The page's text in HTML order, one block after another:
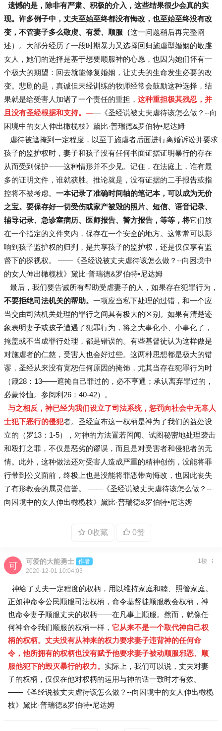
遗憾的是，除非有严肃、积极的介入，这些结果很少会真的实
现。 许多例子中，丈夫至始至终都没有悔改，也至始至终没有改
变，不管妻子多么敬虔、有爱、顺服（这一问题稍后再完整阐
述）。大部分经历了一段时期暴力又选择回归施虐型婚姻的敬虔
女人，她们的选择是基于想要顺服神的心愿，也因为她们怀有一
个极大的期望：回去就能修复婚姻，让丈夫的生命发生必要的改
变。悲剧的是，真诚但未经训练的牧师经常会鼓励这种选择，结
果就是给受害人加诸了一个责任的重担， 这种重担极其残忍，并
且没有圣经根据和支持。——《圣经说被丈夫虐待该怎么做？--向
困境中的女人伸出橄榄枝》黛比·普瑞德&罗伯特•尼达姆
虐待被遮掩到一定程度，以至于施虐者后面进行离婚诉讼并要求
孩子的监护权时，妻子和孩子没有任何书面证据证明暴行的存在
从而受到保护——这种情形并不少见。记住，在法庭上，谁有最
多的证明文件，谁就获胜。推论就是，没有证据的二手报告或指
控将不被考虑。 一本记录了准确时间轴的笔记本，可以成为无价
之宝。要保存好一切受伤或家产被毁的照片、短信、语音记录、
辅导记录、急诊室病历、医师报告、警方报告，等等，将它们放
在一个指定的文件夹内，保存在一个安全的地方。这常常可以影
响到孩子监护权的归判，是共享孩子的监护权，还是仅仅享有监
督下的探视权。 ——《圣经说被丈夫虐待该怎么做？--向困境中
的女人伸出橄榄枝》黛比·普瑞德&罗伯特•尼达姆
最后，我们要告诫所有帮助受虐妻子的人，如果存在犯罪行为，
不要拒绝司法机关的帮助。 一项应当私下处理的过错，和一个应
当交由司法机关处理的罪行之间具有极大的区别。如果有清楚迹
象表明妻子或孩子遭遇了犯罪行为，将之大事化小、小事化了，
掩盖或不当成罪行处理，都是错误的。有些基督徒认为这样做是
对施虐者的仁慈，受害人也会好过些。这两种思想都是极大的错
谬，圣经从来没有宽恕任何原因的掩饰，尤其当存在犯罪行为时
（箴28：13——遮掩自己罪过的，必不亨通；承认离弃罪过的，
必蒙怜恤。参阅利26：40-42）。
与之相反，神已经为我们设立了司法系统，惩罚向社会中无辜人
士犯下恶行的侵犯者。圣经宣布这一权柄是神为了我们的益处设
立的（罗13：1-5），对神的方法置若罔闻、试图秘密地处理袭击
和殴打之罪，不仅是恶劣的谬误，而且是对受害者和侵犯者的无
情。此外，这种做法还对受害人造成严重的精神创伤，没能将罪
行带到公义面前，终极上也是没能将罪恶带向悔改，也因此丧失
了有形教会的属灵信誉。 ——《圣经说被丈夫虐待该怎么做？--
向困境中的女人伸出橄榄枝》黛比·普瑞德&罗伯特•尼达姆
0收藏 0赞
可爱的大能勇士 作者
2020-12-01 10:04:03
1楼
神给了丈夫一定程度的权柄，用以维持家庭和睦、照管家庭。
正如神命令公民顺服司法权柄，命令基督徒顺服教会权柄，神
也命令妻子顺服丈夫的权柄——在凡事上顺服。然而，就像任
何神命令我们顺服的权柄一样， 它从来不是一个取代神自己权
柄的权柄。丈夫没有从神来的权力要求妻子违背神的任何命
令，他所拥有的权柄也没有赋予他要求妻子被动顺服邪恶、顺
服他犯下的毁灭暴行的权力。 实际上，我们可以说，丈夫对妻
子的权柄，仅仅在他对权柄的运用与神的话一致时才有效。
——《圣经说被丈夫虐待该怎么做？--向困境中的女人伸出橄榄
枝》黛比·普瑞德&罗伯特•尼达姆